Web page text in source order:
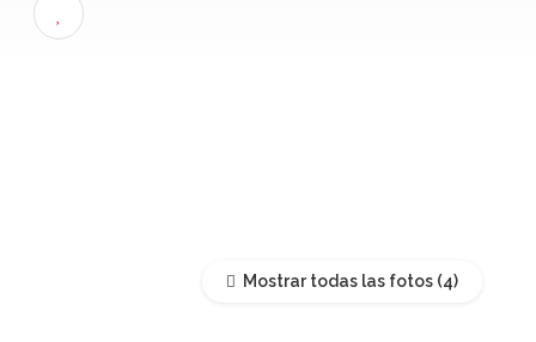
Mostrar todas las fotos